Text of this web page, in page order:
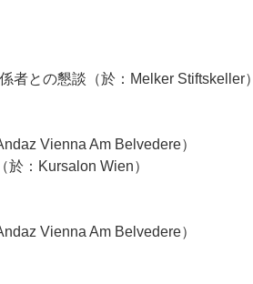
者との懇談（於：Melker Stiftskeller）
Vienna Am Belvedere）
：Kursalon Wien）
Vienna Am Belvedere）